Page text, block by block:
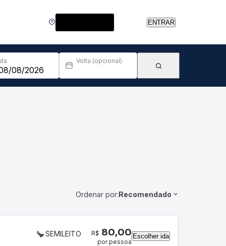
ENTRAR
Volta (opcional)
Ordenar por:Recomendado
SEMILEITO R$ 80,00
por pessoa
Escolher ida